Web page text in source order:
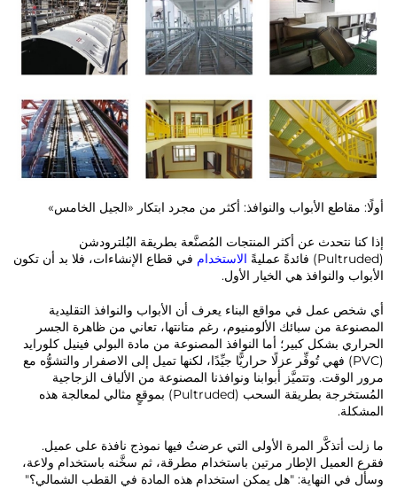
أولًا: مقاطع الأبواب والنوافذ: أكثر من مجرد ابتكار «الجيل الخامس»
إذا كنا نتحدث عن أكثر المنتجات المُصنَّعة بطريقة البُلترودشن
(Pultruded) فائدةً عمليةً
الاستخدام في قطاع الإنشاءات، فلا بد أن تكون
الأبواب والنوافذ هي الخيار الأول.
أي شخص عمل في مواقع البناء يعرف أن الأبواب والنوافذ التقليدية
المصنوعة من سبائك الألومنيوم، رغم متانتها، تعاني من ظاهرة الجسر
الحراري بشكل كبير؛ أما النوافذ المصنوعة من مادة البولي فينيل كلورايد
(PVC) فهي تُوفِّر عزلًا حراريًّا جيِّدًا، لكنها تميل إلى الاصفرار والتشوُّه مع
مرور الوقت. وتتميَّز أبوابنا ونوافذنا المصنوعة من الألياف الزجاجية
المُستخرجة بطريقة السحب (Pultruded) بموقعٍ مثالي لمعالجة هذه
المشكلة.
ما زلت أتذكَّر المرة الأولى التي عرضتُ فيها نموذج نافذة على عميل.
فقرع العميل الإطار مرتين باستخدام مطرقة، ثم سخَّنه باستخدام ولاعة،
وسأل في النهاية: "هل يمكن استخدام هذه المادة في القطب الشمالي؟"